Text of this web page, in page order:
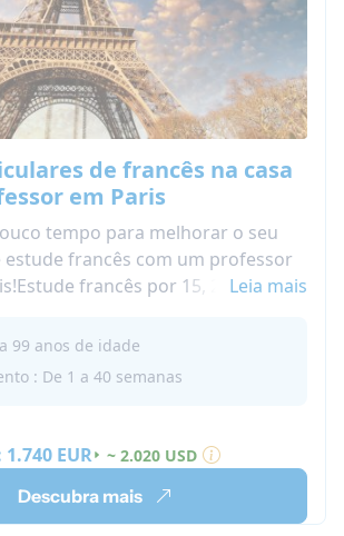
de francês na casa
em Paris
tempo para melhorar o seu
estude francês com um professor
francês por 15, 20 ou 25
para melhorar suas
linguagem. Durante o seu tempo
a cidade e seus arredores!
Leia mais
99 anos de idade
: De 1 a 40 semanas
1.740 EUR ~ 2.020 USD
Descubra mais